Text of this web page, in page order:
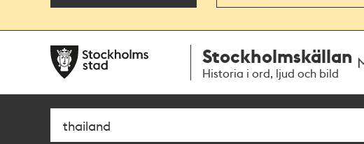
navigationen
huvudinnehållet
Stockholmskällan
Historia i ord, ljud och bild
Sök